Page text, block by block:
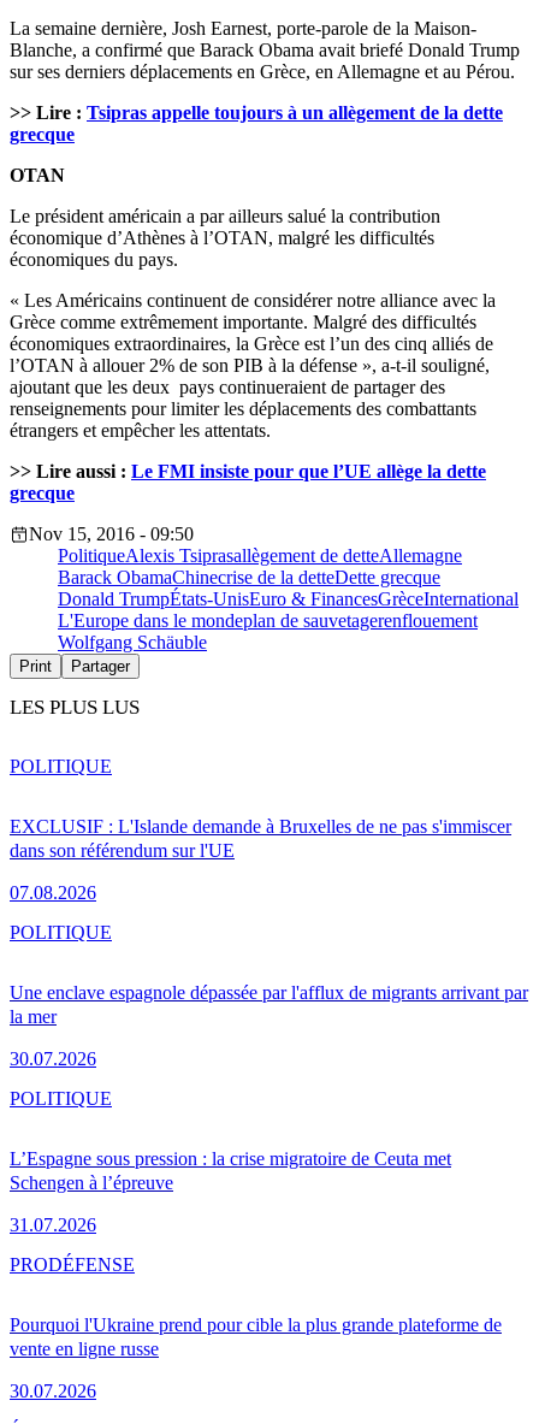
La semaine dernière, Josh Earnest, porte-parole de la Maison-
Blanche, a confirmé que Barack Obama avait briefé Donald Trump
sur ses derniers déplacements en Grèce, en Allemagne et au Pérou.
>> Lire : Tsipras appelle toujours à un allègement de la dette
grecque
OTAN
Le président américain a par ailleurs salué la contribution
économique d’Athènes à l’OTAN, malgré les difficultés
économiques du pays.
« Les Américains continuent de considérer notre alliance avec la
Grèce comme extrêmement importante. Malgré des difficultés
économiques extraordinaires, la Grèce est l’un des cinq alliés de
l’OTAN à allouer 2% de son PIB à la défense », a-t-il souligné,
ajoutant que les deux pays continueraient de partager des
renseignements pour limiter les déplacements des combattants
étrangers et empêcher les attentats.
>> Lire aussi : Le FMI insiste pour que l’UE allège la dette
grecque
Nov 15, 2016 - 09:50
PolitiqueAlexis Tsiprasallègement de detteAllemagne
Barack ObamaChinecrise de la detteDette grecque
Donald TrumpÉtats-UnisEuro & FinancesGrèceInternational
L'Europe dans le mondeplan de sauvetagerenflouement
Wolfgang Schäuble
Print Partager
LES PLUS LUS
EXCLUSIF : L'Islande demande à Bruxelles de ne pas s'immiscer
dans son référendum sur l'UE
07.08.2026
POLITIQUE
Une enclave espagnole dépassée par l'afflux de migrants arrivant par
la mer
30.07.2026
POLITIQUE
L’Espagne sous pression : la crise migratoire de Ceuta met
Schengen à l’épreuve
31.07.2026
POLITIQUE
Pourquoi l'Ukraine prend pour cible la plus grande plateforme de
vente en ligne russe
30.07.2026
PRODÉFENSE